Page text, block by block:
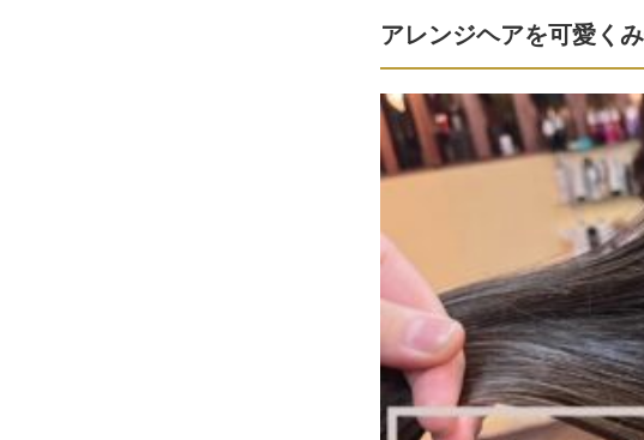
アレンジヘアを可愛く